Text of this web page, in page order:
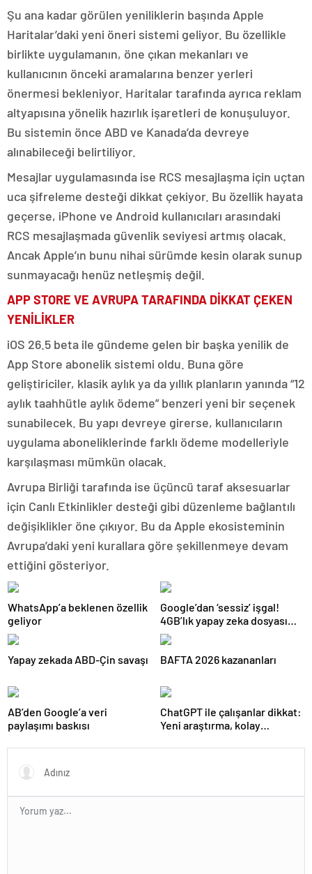
Şu ana kadar görülen yeniliklerin başında Apple
Haritalar’daki yeni öneri sistemi geliyor. Bu özellikle
birlikte uygulamanın, öne çıkan mekanları ve
kullanıcının önceki aramalarına benzer yerleri
önermesi bekleniyor. Haritalar tarafında ayrıca reklam
altyapısına yönelik hazırlık işaretleri de konuşuluyor.
Bu sistemin önce ABD ve Kanada’da devreye
alınabileceği belirtiliyor.
Mesajlar uygulamasında ise RCS mesajlaşma için uçtan
uca şifreleme desteği dikkat çekiyor. Bu özellik hayata
geçerse, iPhone ve Android kullanıcıları arasındaki
RCS mesajlaşmada güvenlik seviyesi artmış olacak.
Ancak Apple’ın bunu nihai sürümde kesin olarak sunup
sunmayacağı henüz netleşmiş değil.
APP STORE VE AVRUPA TARAFINDA DİKKAT ÇEKEN
YENİLİKLER
iOS 26.5 beta ile gündeme gelen bir başka yenilik de
App Store abonelik sistemi oldu. Buna göre
geliştiriciler, klasik aylık ya da yıllık planların yanında “12
aylık taahhütle aylık ödeme” benzeri yeni bir seçenek
sunabilecek. Bu yapı devreye girerse, kullanıcıların
uygulama aboneliklerinde farklı ödeme modelleriyle
karşılaşması mümkün olacak.
Avrupa Birliği tarafında ise üçüncü taraf aksesuarlar
için Canlı Etkinlikler desteği gibi düzenleme bağlantılı
değişiklikler öne çıkıyor. Bu da Apple ekosisteminin
Avrupa’daki yeni kurallara göre şekillenmeye devam
ettiğini gösteriyor.
WhatsApp’a beklenen özellik
geliyor
Google’dan ‘sessiz’ işgal!
4GB’lık yapay zeka dosyası
gizlice cihazlara yerleştirdi
Yapay zekada ABD-Çin savaşı
BAFTA 2026 kazananları
AB’den Google’a veri
paylaşımı baskısı
ChatGPT ile çalışanlar dikkat:
Yeni araştırma, kolay
pahalıya mal olabileceğini